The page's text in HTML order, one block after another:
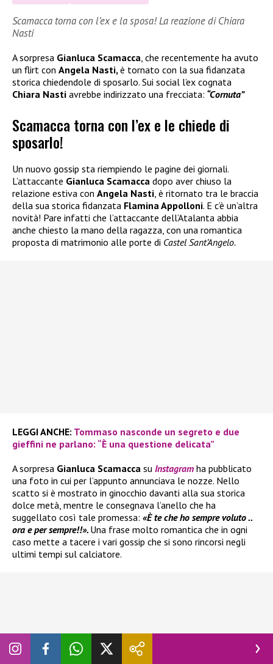
Scamacca torna con l’ex e la sposa! La reazione di Chiara
Nasti
A sorpresa Gianluca Scamacca, che recentemente ha avuto
un flirt con Angela Nasti,è tornato con la sua fidanzata
storica chiedendole di sposarlo. Sui social l’ex cognata
Chiara Nasti avrebbe indirizzato una frecciata: “Cornuta”
Scamacca torna con l’ex e le chiede di
sposarlo!
Un nuovo gossip sta riempiendo le pagine dei giornali.
L’attaccante Gianluca Scamacca dopo aver chiuso la
relazione estiva con Angela Nasti, è ritornato tra le braccia
della sua storica fidanzata Flamina Appolloni. E c’è un’altra
novità! Pare infatti che l’attaccante dell’Atalanta abbia
anche chiesto la mano della ragazza, con una romantica
proposta di matrimonio alle porte di Castel Sant’Angelo.
LEGGI ANCHE: Tommaso nasconde un segreto e due
gieffini ne parlano: “È una questione delicata”
A sorpresa Gianluca Scamacca su Instagram ha pubblicato
una foto in cui per l’appunto annunciava le nozze. Nello
scatto si è mostrato in ginocchio davanti alla sua storica
dolce metà, mentre le consegnava l’anello che ha
suggellato così tale promessa: «È te che ho sempre voluto ..
ora e per sempre!!». Una frase molto romantica che in ogni
caso mette a tacere i vari gossip che si sono rincorsi negli
ultimi tempi sul calciatore.